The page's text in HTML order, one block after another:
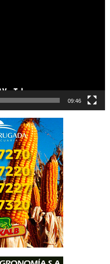
09:46